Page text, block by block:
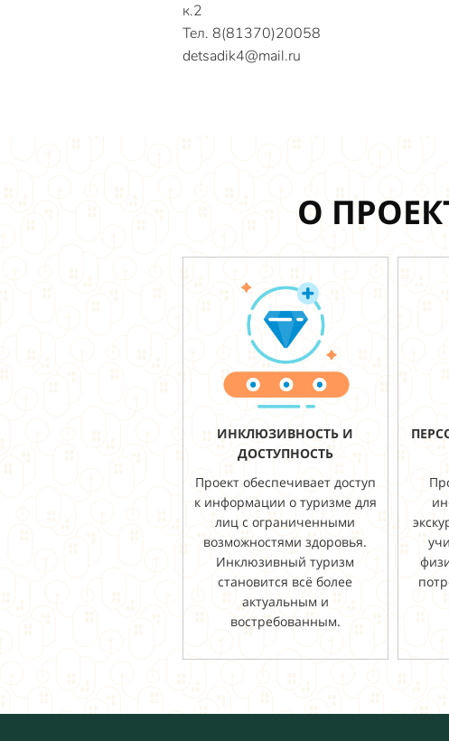
к.2
Тел. 8(81370)20058
detsadik4@mail.ru
О
ИНКЛЮЗИВНОСТЬ И
ДОСТУПНОСТЬ
Проект обеспечивает доступ
к информации о туризме для
лиц с ограниченными
возможностями здоровья.
Инклюзивный туризм
становится всё более
актуальным и
востребованным.